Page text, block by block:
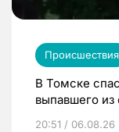
Происшествия
В Томске
выпавшего из
20:51 / 06.08.26